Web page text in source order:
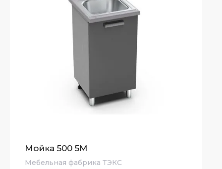
Мойка 500 5М
Мебельная фабрика ТЭКС